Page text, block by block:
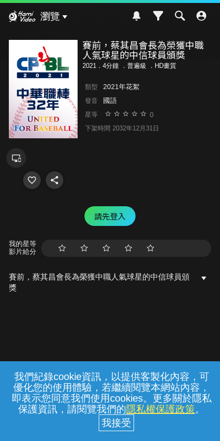
我們紀錄cookie資訊，以提供客製化內容，可
優化您的使用體驗，若繼續閱覽本網站內容，
即表示您同意我們使用cookies。更多關於隱私
保護資訊，請閱覽我們的隱私權保護政策。
瀏覽
賽前，蔡其昌會長為榮獲中職
人氣球星的中信球員頒獎
2021．4分鐘 ． 普遍級 ．HD畫質
類型 2021年花絮
發音 國語
星等 0
下架時間 2032年12月31日
請先登入
我的星等
影片給分
賽前，蔡其昌會長為榮獲中職人氣球星的中信球員頒
獎
常見問題 線上客服 服務條款 隱私權保護
中華電信股份有限公司個人家庭分公司
(統一編號：96979949) © 2026
{{notifyMsg}}